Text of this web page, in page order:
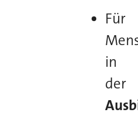
Für
in
der